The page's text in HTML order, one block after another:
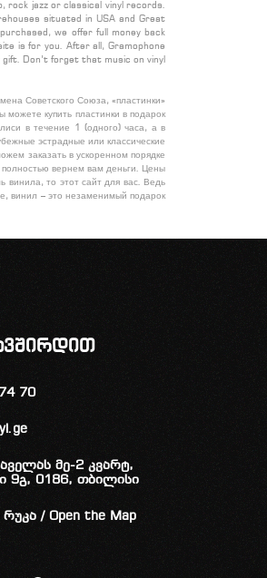
rock jazz or classical vinyl records.
situated in USA and Great
we offer full money back
is for you. After all, Gramophone
Don’t forget that music on vinyl
Советского Союза, «пластинки»
купить пластинки в подарок
в течение 1 (одного) часа, а в
эстрадные или классические
заказать в ускоренном порядке
вернем вам деньги. Цены
винила, то этот сайт для вас. Ведь
винил – это незаменимый подарок
70
მე-2 კვარტ,
9გ, 0186, თბილისი
რუკა / Open the Map